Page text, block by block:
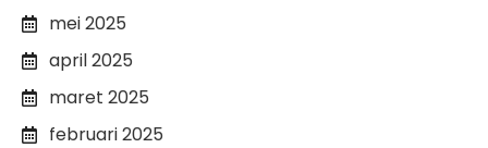
mei 2025
april 2025
maret 2025
februari 2025